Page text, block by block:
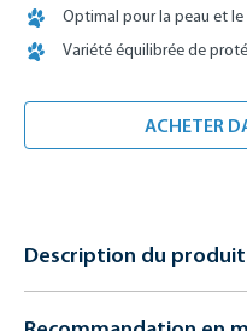
Optimal pour la peau et
Variété équilibrée de
ACHETER
Description du produit